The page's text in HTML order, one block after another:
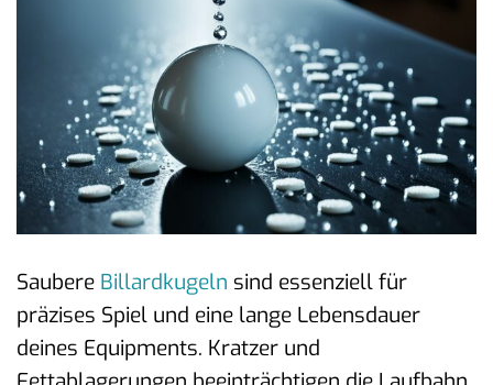
Saubere Billardkugeln sind essenziell für
präzises Spiel und eine lange Lebensdauer
deines Equipments. Kratzer und